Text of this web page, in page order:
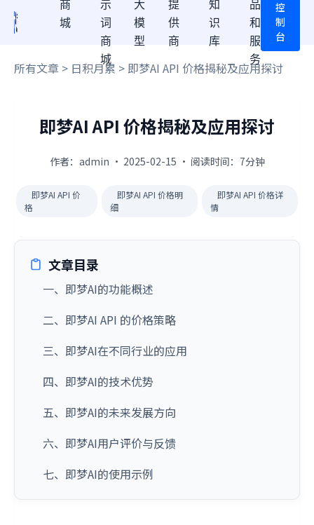
商
城
示
词
商
城
大
模
型
提
供
商
知
识
库
品
和
服
务
控
制
台
所有文章 > 日积月累 > 即梦AI API 价格揭秘及应用探讨
即梦AI API 价格揭秘及应用探讨
作者：admin · 2025-02-15 · 阅读时间：7分钟
即梦AI API 价
格
即梦AI API 价格明
细
即梦AI API 价格详
情
文章目录
一、即梦AI的功能概述
二、即梦AI API 的价格策略
三、即梦AI在不同行业的应用
四、即梦AI的技术优势
五、即梦AI的未来发展方向
六、即梦AI用户评价与反馈
七、即梦AI的使用示例